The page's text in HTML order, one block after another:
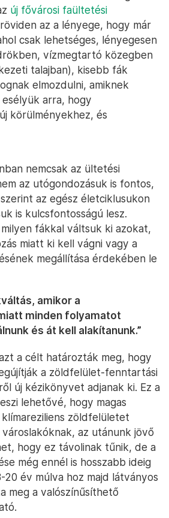
új fővárosi faültetési
az a lényege, hogy már
csak lehetséges, lényegesen
vízmegtartó közegben
talajban), kisebb fák
elmozdulni, amiknek
arra, hogy
körülményekhez, és
nemcsak az ültetési
az utógondozásuk is fontos,
az egész életciklusukon
is kulcsfontosságú lesz.
fákkal váltsuk ki azokat,
miatt ki kell vágni vagy a
megállítása érdekében le
amikor a
minden folyamatot
és át kell alakítanunk.”
a célt határozták meg, hogy
a zöldfelület-fenntartási
új kézikönyvet adjanak ki. Ez a
lehetővé, hogy magas
zöldfelületet
az utánunk jövő
hogy ez távolinak tűnik, de a
még ennél is hosszabb ideig
20 év múlva hoz majd látványos
meg a valószínűsíthető